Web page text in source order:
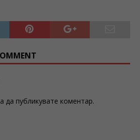
да публикувате коментар.